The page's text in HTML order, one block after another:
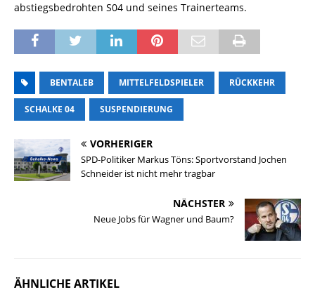
abstiegsbedrohten S04 und seines Trainerteams.
BENTALEB MITTELFELDSPIELER RÜCKKEHR
SCHALKE 04 SUSPENDIERUNG
VORHERIGER
SPD-Politiker Markus Töns: Sportvorstand Jochen
Schneider ist nicht mehr tragbar
NÄCHSTER
Neue Jobs für Wagner und Baum?
ÄHNLICHE ARTIKEL